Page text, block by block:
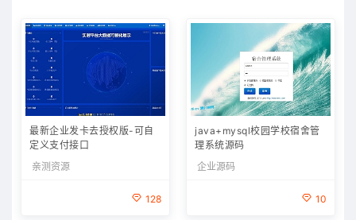
最新企业发卡去授权版-可自
定义支付接口
亲测资源
128
java+mysql校园学校宿舍管
理系统源码
企业源码
10